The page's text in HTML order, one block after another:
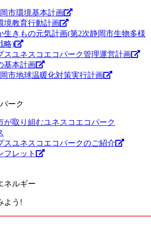
市環境基本計画
境教育行動計画
生きもの元気計画(第2次静岡市生物多様
略)
スユネスコエコパーク管理運営計画
基本計画
市地球温暖化対策実行計画
ーク
スユネスコエコパークのご紹介
フレット
ネルギー
よう!